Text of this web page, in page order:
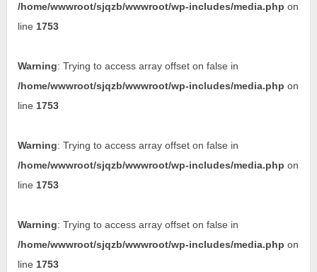
/home/wwwroot/sjqzb/wwwroot/wp-includes/media.php on
line 1753
Warning: Trying to access array offset on false in
/home/wwwroot/sjqzb/wwwroot/wp-includes/media.php on
line 1753
Warning: Trying to access array offset on false in
/home/wwwroot/sjqzb/wwwroot/wp-includes/media.php on
line 1753
Warning: Trying to access array offset on false in
/home/wwwroot/sjqzb/wwwroot/wp-includes/media.php on
line 1753